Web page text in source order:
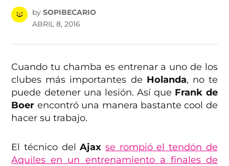
by SOPIBECARIO
ABRIL 8, 2016
Cuando tu chamba es entrenar a uno de los
clubes más importantes de Holanda, no te
puede detener una lesión. Así que Frank de
Boer encontró una manera bastante cool de
hacer su trabajo.
El técnico delAjax se rompió el tendón de
Aquiles en un entrenamiento a finales de